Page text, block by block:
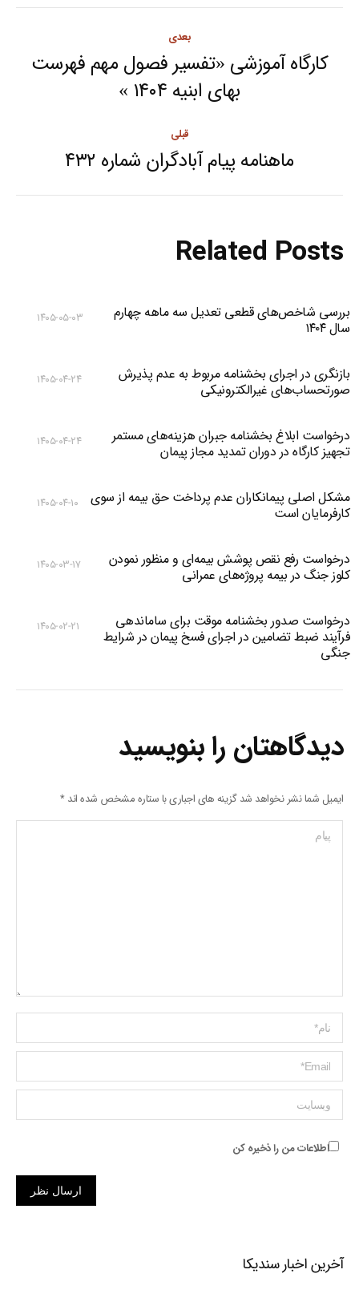
navigation
قبلی
Previous
ماهنامه پیام آبادگران شماره ۴۳۲
بعدی
Next
post:
کارگاه آموزشی «تفسیر فصول مهم فهرست
بهای ابنیه ۱۴۰۴ »
Related Posts
بررسی شاخص‌های قطعی تعدیل سه ماهه چهارم
سال ۱۴۰۴
۱۴۰۵-۰۵-۰۳
بازنگری در اجرای بخشنامه مربوط به عدم پذیرش
صورتحساب‌های غیرالکترونیکی
۱۴۰۵-۰۴-۲۴
درخواست ابلاغ بخشنامه جبران هزینه‌های مستمر
تجهیز کارگاه در دوران تمدید مجاز پیمان
۱۴۰۵-۰۴-۲۴
مشکل اصلی پیمانکاران عدم پرداخت حق بیمه از سوی
کارفرمایان است
۱۴۰۵-۰۴-۱۰
درخواست رفع نقص پوشش بیمه‌ای و منظور نمودن
کلوز جنگ در بیمه پروژه‌های عمرانی
۱۴۰۵-۰۳-۱۷
درخواست صدور بخشنامه موقت برای ساماندهی
فرآیند ضبط تضامین در اجرای فسخ پیمان در شرایط
جنگی
۱۴۰۵-۰۲-۲۱
دیدگاهتان را بنویسید
ایمیل شما نشر نخواهد شد گزینه های اجباری با ستاره مشخص شده اند*
پیام
Name *
ایمیل *
وبسایت
اطلاعات من را ذخیره کن
ارسال نظر
آخرین اخبار سندیکا